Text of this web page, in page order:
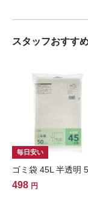
スタッフおすす
毎日安い
498 円